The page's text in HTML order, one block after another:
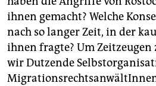
ihnen gemacht? Welche
nach so langer Zeit, in der
ihnen fragte? Um
wir Dutzende